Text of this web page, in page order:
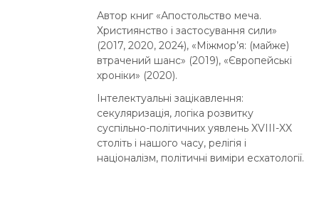
Автор книг «Апостольство меча.
Християнство і застосування сили»
(2017, 2020, 2024), «Міжмор’я: (майже)
втрачений шанс» (2019), «Європейські
хроніки» (2020).
Інтелектуальні зацікавлення:
секуляризація, логіка розвитку
суспільно-політичних уявлень XVIII-XX
століть і нашого часу, релігія і
націоналізм, політичні виміри есхатології.